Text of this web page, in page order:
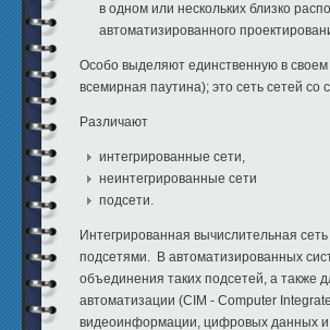
в одном или нескольких близко
автоматизированного
Особо выделяют единственную в своем
всемирная паутина); это сеть сетей со
Различают
интегрированные сети,
неинтегрированные сети
подсети.
Интегрированная вычислительная
подсетями. В автоматизированных
объединения таких подсетей, а также
автоматизации (CIM - Computer
видеоинформации, цифровых данных и